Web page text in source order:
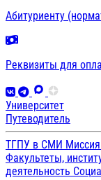
Абитуриенту
Реквизиты для
Университет
Путеводитель
ТГПУ в СМИ
Факультеты,
деятельность